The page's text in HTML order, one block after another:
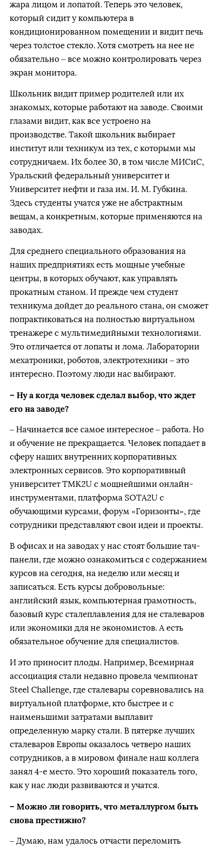
жара лицом и лопатой. Теперь это человек,
который сидит у компьютера в
кондиционированном помещении и видит печь
через толстое стекло. Хотя смотреть на нее не
обязательно – все можно контролировать через
экран монитора.
Школьник видит пример родителей или их
знакомых, которые работают на заводе. Своими
глазами видит, как все устроено на
производстве. Такой школьник выбирает
институт или техникум из тех, с которыми мы
сотрудничаем. Их более 30, в том числе МИСиС,
Уральский федеральный университет и
Университет нефти и газа им. И. М. Губкина.
Здесь студенты учатся уже не абстрактным
вещам, а конкретным, которые применяются на
заводах.
Для среднего специального образования на
наших предприятиях есть мощные учебные
центры, в которых обучают, как управлять
прокатным станом. И прежде чем студент
техникума дойдет до реального стана, он сможет
попрактиковаться на полностью виртуальном
тренажере с мультимедийными технологиями.
Это отличается от лопаты и лома. Лаборатории
мехатроники, роботов, электротехники – это
интересно. Поэтому люди нас выбирают.
– Ну а когда человек сделал выбор, что ждет
его на заводе?
– Начинается все самое интересное – работа. Но
и обучение не прекращается. Человек попадает в
сферу наших внутренних корпоративных
электронных сервисов. Это корпоративный
университет ТМК2U с мощнейшими онлайн-
инструментами, платформа SOTA2U с
обучающими курсами, форум «Горизонты», где
сотрудники представляют свои идеи и проекты.
В офисах и на заводах у нас стоят большие тач-
панели, где можно ознакомиться с содержанием
курсов на сегодня, на неделю или месяц и
записаться. Есть курсы добровольные:
английский язык, компьютерная грамотность,
базовый курс сталеплавления для не сталеваров
или экономики для не экономистов. А есть
обязательное обучение для специалистов.
И это приносит плоды. Например, Всемирная
ассоциация стали недавно провела чемпионат
Steel Challenge, где сталевары соревновались на
виртуальной платформе, кто быстрее и с
наименьшими затратами выплавит
определенную марку стали. В пятерке лучших
сталеваров Европы оказалось четверо наших
сотрудников, а в мировом финале наш коллега
занял 4-е место. Это хороший показатель того,
как у нас люди развиваются и учатся.
– Можно ли говорить, что металлургом быть
снова престижно?
– Думаю, нам удалось отчасти переломить